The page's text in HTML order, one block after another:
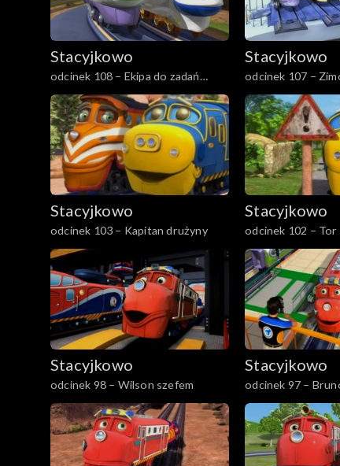
Stacyjkowo
odcinek 108 – Ekipa do zadań
specjalnych
Stacyjkowo
odcinek 107 –
Stacyjkowo
odcinek 103 – Kapitan drużyny
Stacyjkowo
odcinek 102 –
kopalni srebra
Stacyjkowo
odcinek 98 – Wilson szefem
Stacyjkowo
odcinek 97 –